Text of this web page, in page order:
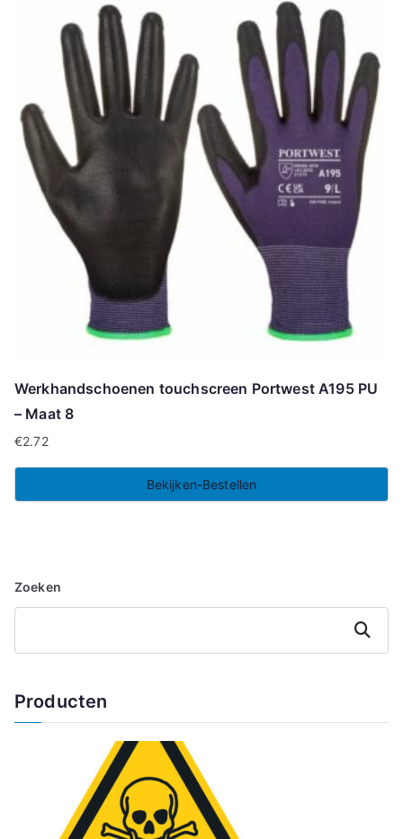
Werkhandschoenen touchscreen Portwest A195 PU
– Maat 8
€2.72
Bekijken-Bestellen
Zoeken
Zoeken
Producten